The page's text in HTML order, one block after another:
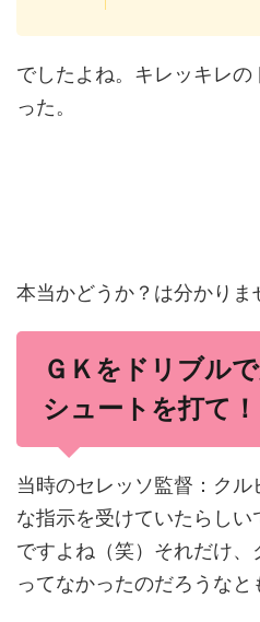
でしたよね。キレッキレ
った。
本当かどうか？は分かりま
ＧＫを ドリブルで
シュートを打て！
当時のセレッソ監督：ク
な指示を受けていたらし
ですよね（笑）それだけ
ってなかったのだろうなと